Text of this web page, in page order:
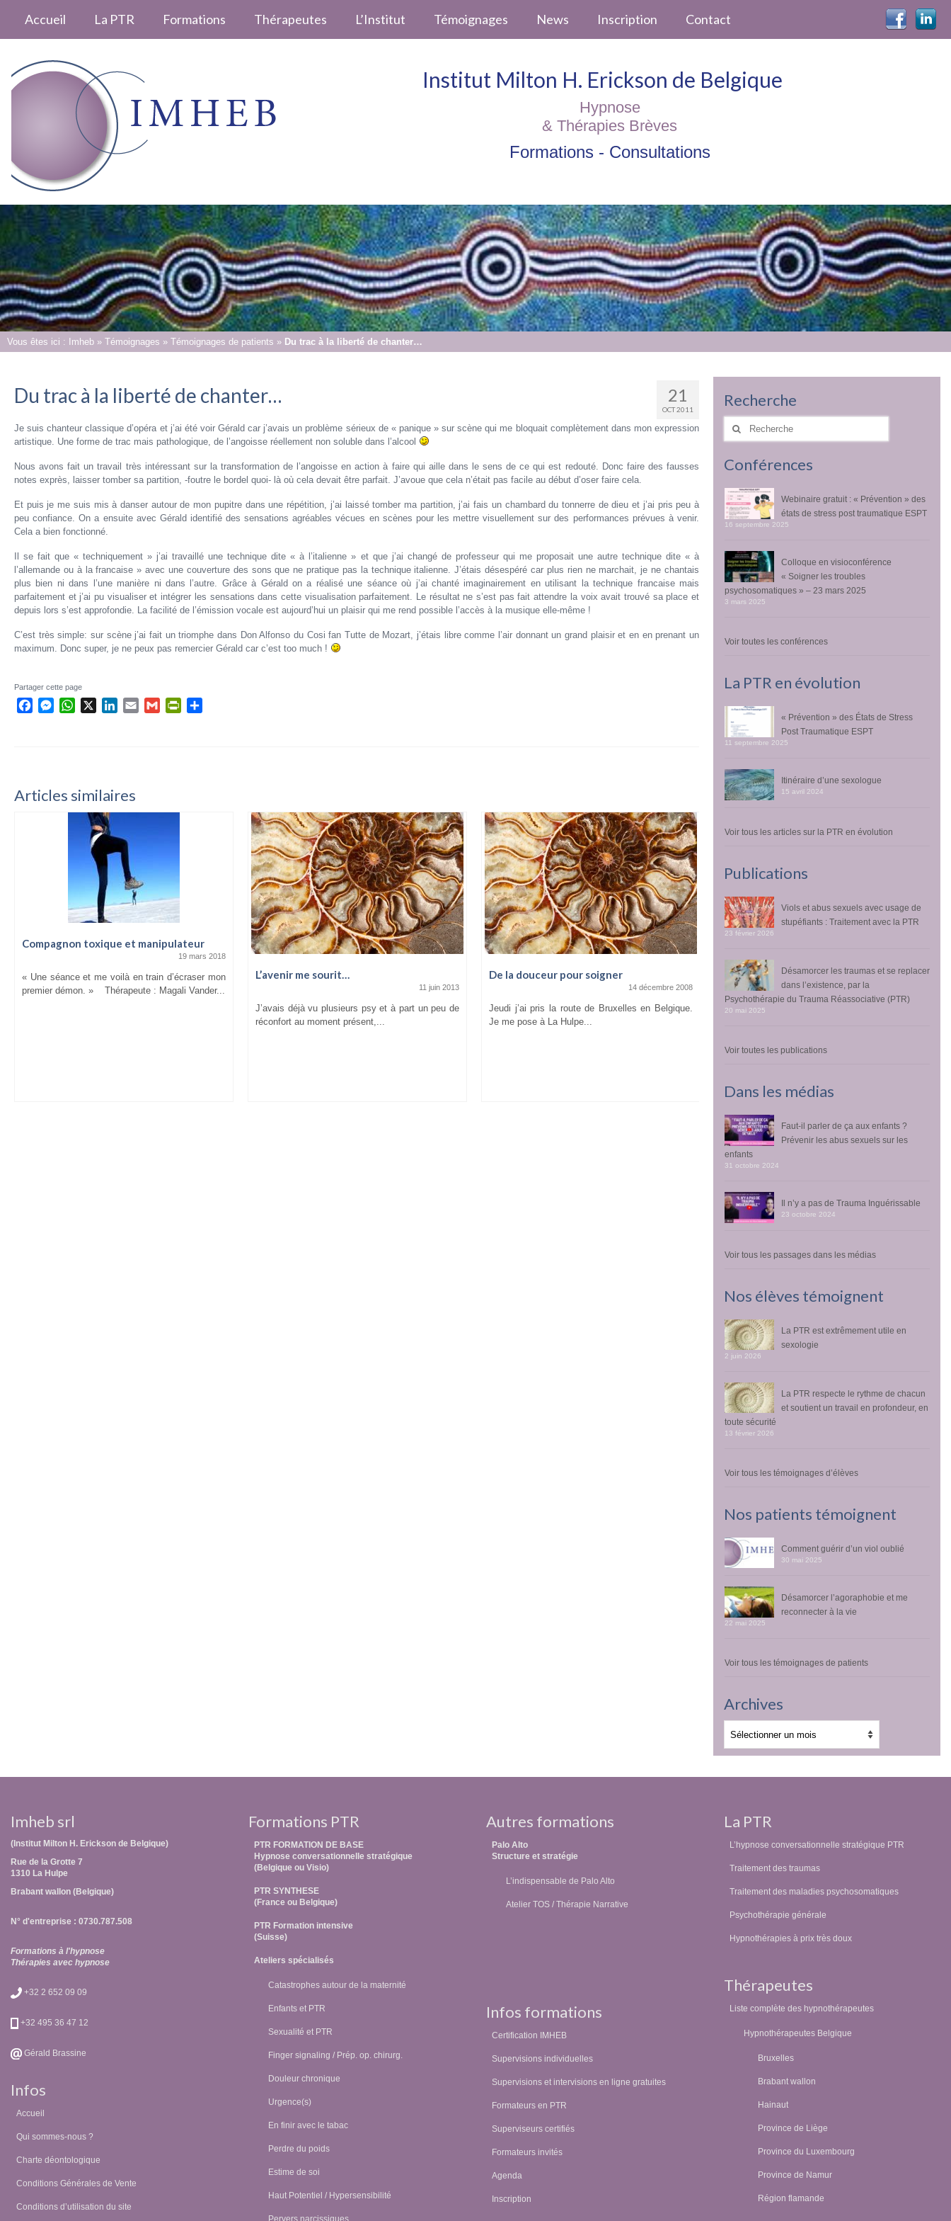
Accueil La PTR Formations Thérapeutes L’Institut Témoignages News Inscription Contact
Institut Milton H. Erickson de Belgique
Hypnose
& Thérapies Brèves
Formations - Consultations
Vous êtes ici : Imheb » Témoignages » Témoignages de patients » Du trac à la liberté de chanter…
21
OCT 2011
Du trac à la liberté de chanter…
Je suis chanteur classique d’opéra et j’ai été voir Gérald car j’avais un problème sérieux de « panique » sur scène qui me bloquait complètement dans mon expression
artistique. Une forme de trac mais pathologique, de l’angoisse réellement non soluble dans l’alcool
Nous avons fait un travail très intéressant sur la transformation de l’angoisse en action à faire qui aille dans le sens de ce qui est redouté. Donc faire des fausses
notes exprès, laisser tomber sa partition, -foutre le bordel quoi- là où cela devait être parfait. J’avoue que cela n’était pas facile au début d’oser faire cela.
Et puis je me suis mis à danser autour de mon pupitre dans une répétition, j’ai laissé tomber ma partition, j’ai fais un chambard du tonnerre de dieu et j’ai pris peu à
peu confiance. On a ensuite avec Gérald identifié des sensations agréables vécues en scènes pour les mettre visuellement sur des performances prévues à venir.
Cela a bien fonctionné.
Il se fait que « techniquement » j’ai travaillé une technique dite « à l’italienne » et que j’ai changé de professeur qui me proposait une autre technique dite « à
l’allemande ou à la francaise » avec une couverture des sons que ne pratique pas la technique italienne. J’étais désespéré car plus rien ne marchait, je ne chantais
plus bien ni dans l’une manière ni dans l’autre. Grâce à Gérald on a réalisé une séance où j’ai chanté imaginairement en utilisant la technique francaise mais
parfaitement et j’ai pu visualiser et intégrer les sensations dans cette visualisation parfaitement. Le résultat ne s’est pas fait attendre la voix avait trouvé sa place et
depuis lors s’est approfondie. La facilité de l’émission vocale est aujourd’hui un plaisir qui me rend possible l’accès à la musique elle-même !
C’est très simple: sur scène j’ai fait un triomphe dans Don Alfonso du Cosi fan Tutte de Mozart, j’étais libre comme l’air donnant un grand plaisir et en en prenant un
maximum. Donc super, je ne peux pas remercier Gérald car c’est too much !
Partager cette page
FacebookMessenger
WhatsAppLinkedIn
Email Gmail PrintFriendly
Articles similaires
Compagnon toxique et manipulateur
19 mars 2018
« Une séance et me voilà en train d’écraser mon
premier démon. » Thérapeute : Magali Vander...
L’avenir me sourit…
11 juin 2013
J’avais déjà vu plusieurs psy et à part un peu de
réconfort au moment présent,...
De la douceur pour soigner
14 décembre 2008
Jeudi j’ai pris la route de Bruxelles en Belgique.
Je me pose à La Hulpe...
Recherche
Rechercher
Conférences
Webinaire gratuit : « Prévention » des
états de stress post traumatique ESPT
16 septembre 2025
Colloque en visioconférence
« Soigner les troubles
psychosomatiques » – 23 mars 2025
3 mars 2025
Voir toutes les conférences
La PTR en évolution
« Prévention » des États de Stress
Post Traumatique ESPT
11 septembre 2025
Itinéraire d’une sexologue
15 avril 2024
Voir tous les articles sur la PTR en évolution
Publications
Viols et abus sexuels avec usage de
stupéfiants : Traitement avec la PTR
23 février 2026
Désamorcer les traumas et se replacer
dans l’existence, par la
Psychothérapie du Trauma Réassociative (PTR)
20 mai 2025
Voir toutes les publications
Dans les médias
Faut-il parler de ça aux enfants ?
Prévenir les abus sexuels sur les
enfants
31 octobre 2024
Il n’y a pas de Trauma Inguérissable
23 octobre 2024
Voir tous les passages dans les médias
Nos élèves témoignent
La PTR est extrêmement utile en
sexologie
2 juin 2026
La PTR respecte le rythme de chacun
et soutient un travail en profondeur, en
toute sécurité
13 février 2026
Voir tous les témoignages d’élèves
Nos patients témoignent
Comment guérir d’un viol oublié
30 mai 2025
Désamorcer l’agoraphobie et me
reconnecter à la vie
22 mai 2025
Voir tous les témoignages de patients
Archives
Imheb srl
(Institut Milton H. Erickson de Belgique)
Rue de la Grotte 7
1310 La Hulpe
Brabant wallon (Belgique)
N° d'entreprise : 0730.787.508
Formations à l'hypnose
Thérapies avec hypnose
+32 2 652 09 09
+32 495 36 47 12
Gérald Brassine
Infos
Accueil
Qui sommes-nous ?
Charte déontologique
Conditions Générales de Vente
Conditions d’utilisation du site
Formations PTR
PTR FORMATION DE BASE
Hypnose conversationnelle stratégique
(Belgique ou Visio)
PTR SYNTHESE
(France ou Belgique)
PTR Formation intensive
(Suisse)
Ateliers spécialisés
Catastrophes autour de la maternité
Enfants et PTR
Sexualité et PTR
Finger signaling / Prép. op. chirurg.
Douleur chronique
Urgence(s)
En finir avec le tabac
Perdre du poids
Estime de soi
Haut Potentiel / Hypersensibilité
Pervers narcissiques
Autres formations
Palo Alto
Structure et stratégie
L’indispensable de Palo Alto
Atelier TOS / Thérapie Narrative
Infos formations
Certification IMHEB
Supervisions individuelles
Supervisions et intervisions en ligne gratuites
Formateurs en PTR
Superviseurs certifiés
Formateurs invités
Agenda
Inscription
La PTR
L’hypnose conversationnelle stratégique PTR
Traitement des traumas
Traitement des maladies psychosomatiques
Psychothérapie générale
Hypnothérapies à prix très doux
Thérapeutes
Liste complète des hypnothérapeutes
Hypnothérapeutes Belgique
Bruxelles
Brabant wallon
Hainaut
Province de Liège
Province du Luxembourg
Province de Namur
Région flamande